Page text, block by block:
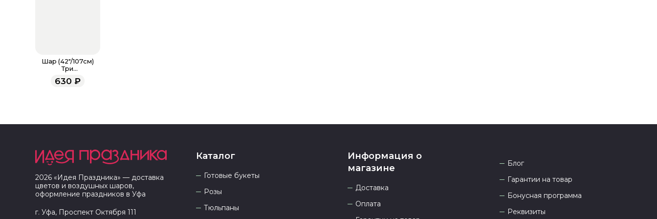
Шар (42"/107см)
Три
кота,Карамелька
630 ₽
2026 «Идея Праздника» — доставка
цветов и воздушных шаров,
оформление праздников в Уфа
г. Уфа, Проспект Октября 111
Каталог
Готовые букеты
Розы
Тюльпаны
Информация о
магазине
Доставка
Оплата
Блог
Гарантии на товар
Бонусная программа
Реквизиты